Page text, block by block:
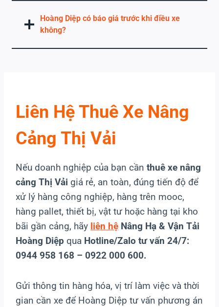
Hoàng Diệp có báo giá trước khi điều xe
không?
Liên Hệ Thuê Xe Nâng
Cảng Thị Vải
Nếu doanh nghiệp của bạn cần thuê xe nâng
cảng Thị Vải giá rẻ, an toàn, đúng tiến độ để
xử lý hàng công nghiệp, hàng trên mooc,
hàng pallet, thiết bị, vật tư hoặc hàng tại kho
bãi gần cảng, hãy liên hệ Nâng Hạ & Vận Tải
Hoàng Diệp qua Hotline/Zalo tư vấn 24/7:
0944 958 168 – 0922 000 600.
Gửi thông tin hàng hóa, vị trí làm việc và thời
gian cần xe để Hoàng Diệp tư vấn phương án